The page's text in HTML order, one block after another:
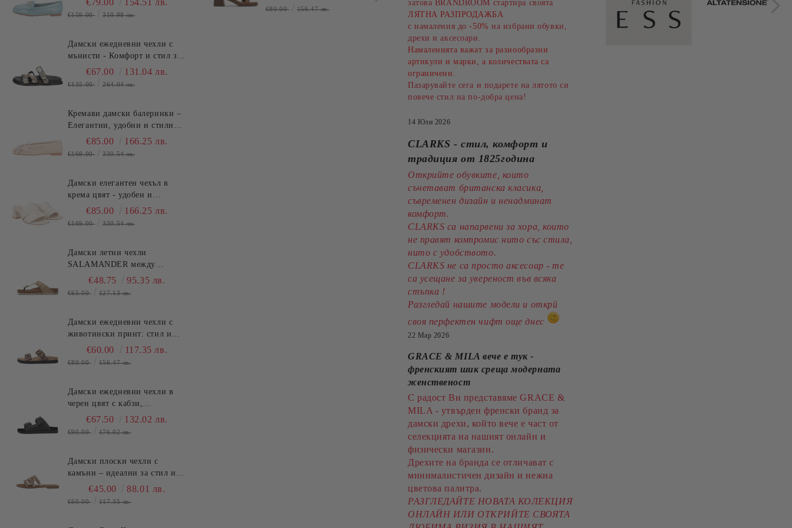
€79.00 154.51 лв.
€159.00 310.98 лв.
Дамски ежедневни чехли с
мънисти - Комфорт и стил за
лятото!TOSCA BLU
€67.00 131.04 лв.
€135.00 264.04 лв.
Кремави дамски балеринки –
Елегантни, удобни и стилни
за всеки ден TOSCA BLU
€85.00 166.25 лв.
€169.00 330.54 лв.
Дамски елегантен чехъл в
крема цвят - удобен и
стилен!!!TOSCA BLU
€85.00 166.25 лв.
€169.00 330.54 лв.
Дамски летни чехли
SALAMANDER между
пръстите - класически,
€48.75 95.35 лв.
€65.00 127.13 лв.
Дамски ежедневни чехли с
животински принт: стил и
удобство SALAMANDER
€60.00 117.35 лв.
€80.00 156.47 лв.
Дамски ежедневни чехли в
черен цвят с кабзи,
комфортни и стилни за
€67.50 132.02 лв.
€90.00 176.02 лв.
Дамски плоски чехли с
камъни – идеални за стил и
комфорт през лятото
€45.00 88.01 лв.
€60.00 117.35 лв.
€80.00 156.47 лв.
КОМФОРТ!PITILLOS
(SKU)11283.
205.36 лв.
(SKU)254345
затова BRANDROOM стартира своята
ЛЯТНА РАЗПРОДАЖБА
с намаления до -50% на избрани обувки,
дрехи и аксесоари.
Намаленията важат за разнообразни
артикули и марки, а количествата са
ограничени.
Пазарувайте сега и подарете на лятото си
повече стил на по-добра цена!
14 Юли 2026
CLARKS - стил, комфорт и
традиция от 1825година
Открийте обувките, които
съчетават британска класика,
съвременен дизайн и ненадминат
комфорт.
CLARKS са напарвени за хора, които
не правят компромис нито със стила,
нито с удобството.
CLARKS не са просто аксесоар - те
са усещане за увереност във всяка
стъпка !
Разгледай нашите модели и открй
своя перфектен чифт още днес
22 Мар 2026
GRACE & MILA вече е тук -
френският шик среща модерната
женственост
С радост Ви представяме GRACE &
MILA - утвърден френски бранд за
дамски дрехи, който вече е част от
селекцията на нашият онлайн и
физически магазин.
Дрехите на бранда се отличават с
минималистичен дизайн и нежна
цветова палитра.
РАЗГЛЕДАЙТЕ НОВАТА КОЛЕКЦИЯ
ОНЛАЙН ИЛИ ОТКРИЙТЕ СВОЯТА